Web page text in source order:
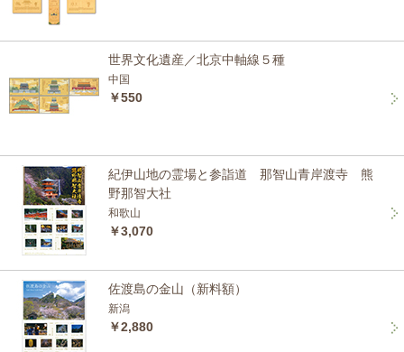
世界文化遺産／北京中軸線５種
中国
￥550
紀伊山地の霊場と参詣道 那智山青岸渡寺 熊
野那智大社
和歌山
￥3,070
佐渡島の金山（新料額）
新潟
￥2,880